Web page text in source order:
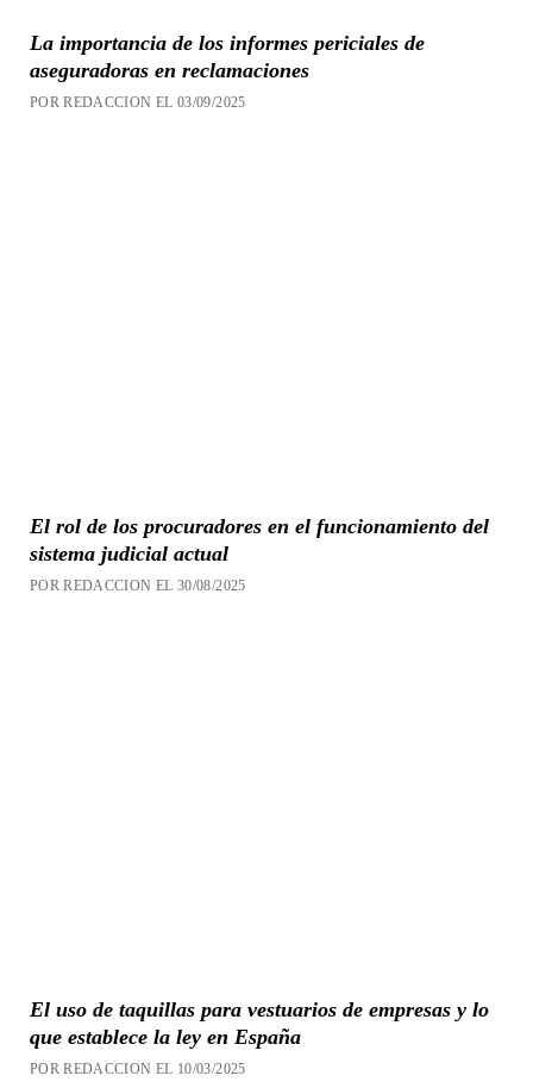
La importancia de los informes periciales de
aseguradoras en reclamaciones
POR REDACCION EL 03/09/2025
El rol de los procuradores en el funcionamiento del
sistema judicial actual
POR REDACCION EL 30/08/2025
El uso de taquillas para vestuarios de empresas y lo
que establece la ley en España
POR REDACCION EL 10/03/2025